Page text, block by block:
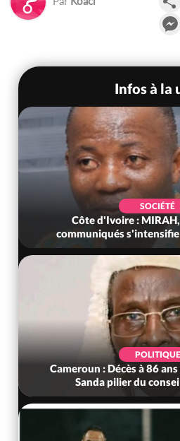
Infos à la
SOCIÉTÉ
Côte d'Ivoire :
communiqués
POLITIQUE
Cameroun : Décès à 86
Sanda pilier du